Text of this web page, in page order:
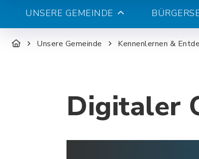
UNSERE GEMEINDE
Unsere Gemeinde Kennenlernen &
Digitaler